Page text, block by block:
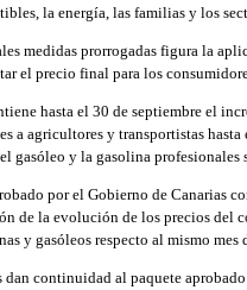
la energía, las familias y los
medidas prorrogadas figura la
el precio final para los
hasta el 30 de septiembre el
a agricultores y transportistas
gasóleo y la gasolina profesionales
por el Gobierno de Canarias
de la evolución de los precios del
y gasóleos respecto al mismo mes
dan continuidad al paquete